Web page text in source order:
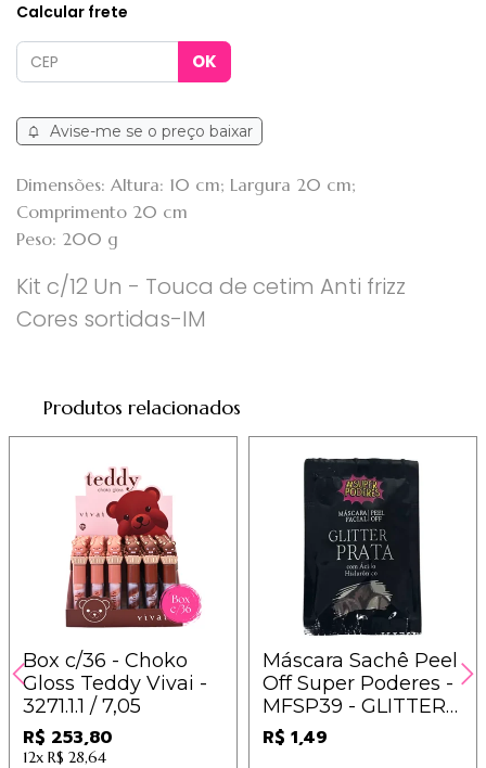
Calcular frete
Avise-me se o preço baixar
Dimensões: Altura: 10 cm; Largura 20 cm;
Comprimento 20 cm
Peso: 200 g
Kit c/12 Un - Touca de cetim Anti frizz
Cores sortidas-IM
Produtos relacionados
Box c/36 - Choko
Gloss Teddy Vivai -
3271.1.1 / 7,05
R$ 253,80
12x R$ 28,64
Máscara Sachê Peel
Off Super Poderes -
MFSP39 - GLITTER
PRATA
R$ 1,49